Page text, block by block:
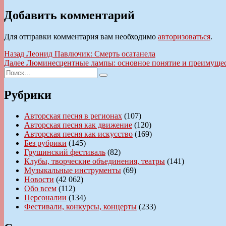
Добавить комментарий
Для отправки комментария вам необходимо авторизоваться.
Навигация
по
записям
Назад Предыдущая
запись:
Леонид Павлючик: Смерть осатанела
Далее Следующая
Люминесцентные лампы: основное понятие и
Искать:
Поиск
Рубрики
Авторская песня в регионах (107)
Авторская песня как движение (120)
Авторская песня как искусство (169)
Без рубрики (145)
Грушинский фестиваль (82)
Клубы, творческие объединения, театры (141)
Музыкальные инструменты (69)
Новости (42 062)
Обо всем (112)
Персоналии (134)
Фестивали, конкурсы, концерты (233)